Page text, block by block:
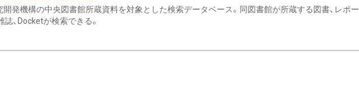
開発機構の中央図書館所蔵資料を対象とした検索データベース。同図書館が所蔵する図書、レポー
誌、Docketが検索できる。